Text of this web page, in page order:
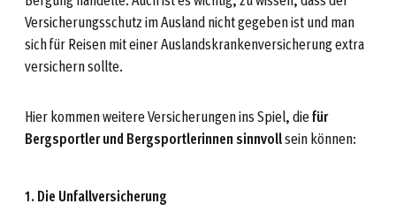
Versicherungsschutz im Ausland nicht gegeben ist und man
sich für Reisen mit einer Auslandskrankenversicherung extra
versichern sollte.
Hier kommen weitere Versicherungen ins Spiel, diefür
Bergsportler und Bergsportlerinnen sinnvollsein können:
1. Die Unfallversicherung